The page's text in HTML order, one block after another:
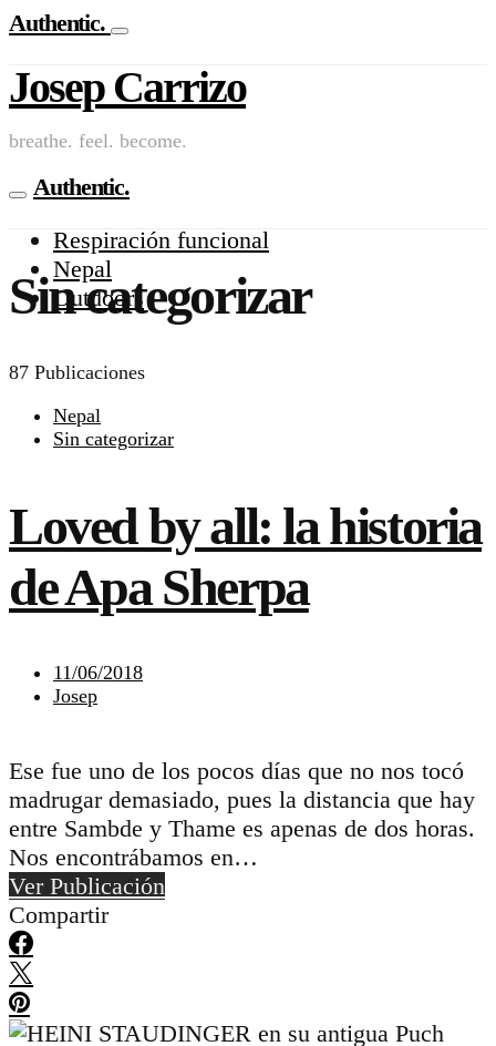
Authentic.
Josep Carrizo
breathe. feel. become.
Authentic.
Respiración funcional
Nepal
Outdoors
Sin categorizar
87 Publicaciones
Nepal
Sin categorizar
Loved by all: la historia
de Apa Sherpa
11/06/2018
Josep
Ese fue uno de los pocos días que no nos tocó
madrugar demasiado, pues la distancia que hay
entre Sambde y Thame es apenas de dos horas.
Nos encontrábamos en…
Ver Publicación
Compartir